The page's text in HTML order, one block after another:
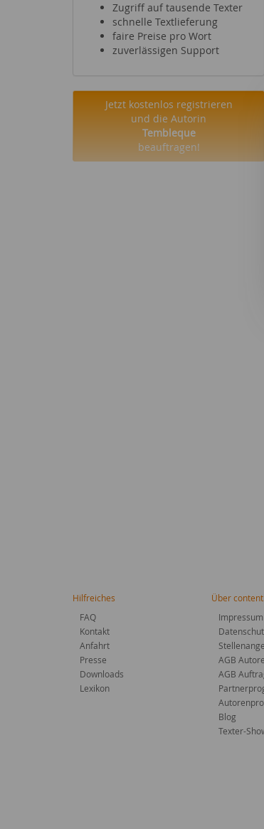
Zugriff auf tausende Texter
schnelle Textlieferung
faire Preise pro Wort
zuverlässigen Support
Jetzt kostenlos registrieren
und die Autorin
Tembleque
beauftragen!
Hilfreiches
FAQ
Kontakt
Anfahrt
Presse
Downloads
Lexikon
Über
Impressum
AGB
AGB
Blog
Texter-